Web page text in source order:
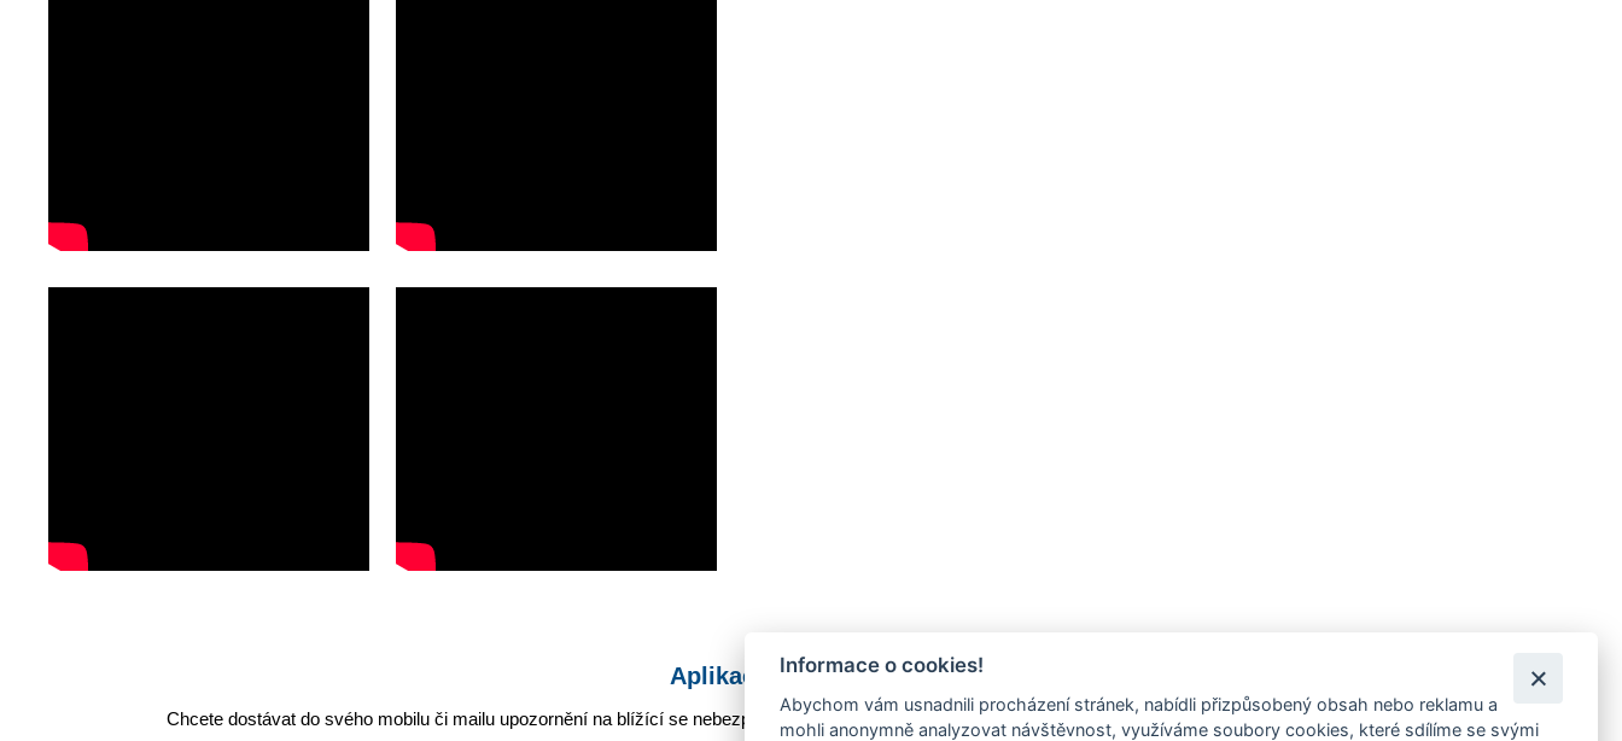
Aplikace Mobilní rozhlas
Chcete dostávat do svého mobilu či mailu upozornění na blížící se nebezpečí, odstávky, poruchy a výpadky energií, ankety, pozvánky na kulturní a sportovní akce?
Informace o cookies!
Abychom vám usnadnili procházení stránek, nabídli přizpůsobený obsah nebo reklamu a
mohli anonymně analyzovat návštěvnost, využíváme soubory cookies, které sdílíme se svými